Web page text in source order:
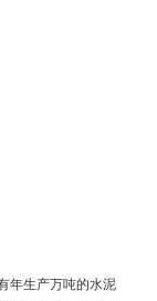
年生产万吨的水泥